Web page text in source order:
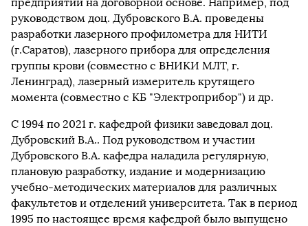
руководством доц. Дубровского В.А. проведены
разработки лазерного профилометра для НИТИ
(г.Саратов), лазерного прибора для определения
группы крови (совместно с ВНИКИ МЛТ, г.
Ленинград), лазерный измеритель крутящего
момента (совместно с КБ "Электроприбор") и др.
С 1994 по 2021 г. кафедрой физики заведовал доц.
Дубровский В.А.. Под руководством и участии
Дубровского В.А. кафедра наладила регулярную,
плановую разработку, издание и модернизацию
учебно-методических материалов для различных
факультетов и отделений университета. Так в период
1995 по настоящее время кафедрой было выпущено